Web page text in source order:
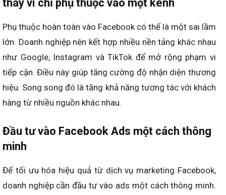
thay vì chỉ phụ thuộc vào một kênh
Phụ thuộc hoàn toàn vào Facebook có thể là một sai lầm
lớn. Doanh nghiệp nên kết hợp nhiều nền tảng khác nhau
như Google, Instagram và TikTok để mở rộng phạm vi
tiếp cận. Điều này giúp tăng cường độ nhận diện thương
hiệu. Song song đó là tăng khả năng tương tác với khách
hàng từ nhiều nguồn khác nhau.
Đầu tư vào Facebook Ads một cách thông
minh
Để tối ưu hóa hiệu quả từ dịch vụ marketing Facebook,
doanh nghiệp cần đầu tư vào ads một cách thông minh.